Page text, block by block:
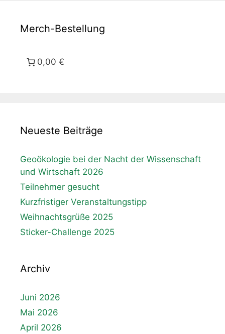
Merch-Bestellung
0,00 €
Neueste Beiträge
Geoökologie bei der Nacht der Wissenschaft
und Wirtschaft 2026
Teilnehmer gesucht
Kurzfristiger Veranstaltungstipp
Weihnachtsgrüße 2025
Sticker-Challenge 2025
Archiv
Juni 2026
Mai 2026
April 2026